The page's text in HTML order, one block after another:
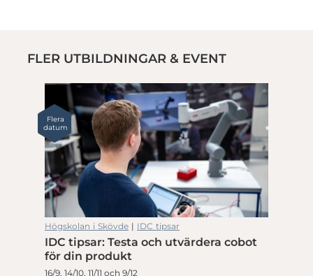
FLER UTBILDNINGAR & EVENT
Flera
datum
Högskolan i Skövde | IDC tipsar
IDC tipsar: Testa och utvärdera cobot
för din produkt
16/9, 14/10, 11/11 och 9/12